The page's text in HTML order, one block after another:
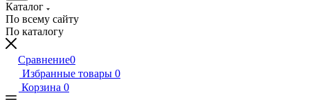
Каталог
По всему сайту
По каталогу
Сравнение0
Избранные товары 0
Корзина 0